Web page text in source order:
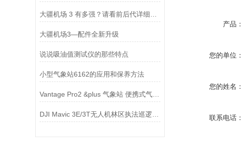
大疆机场3—配件全新升级
说说吸油值测试仪的那些特点
小型气象站6162的应用和保养方法
Vantage Pro2 &plus 气象站 便携式气象站
产品：
您的单位：
您的姓名：
联系电话：